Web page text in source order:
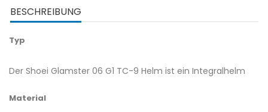
BESCHREIBUNG
Typ
Der Shoei Glamster 06 G1 TC-9 Helm ist ein Integralhelm
Material